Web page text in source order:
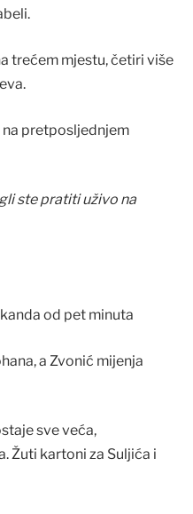
trećem mjestu, četiri više
na pretposljednjem
ste pratiti uživo na
od pet minuta
a Zvonić mijenja
sve veća,
Žuti kartoni za Suljića i